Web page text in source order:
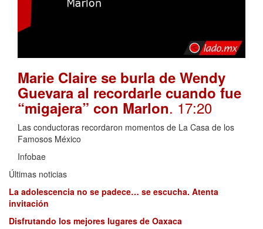
Marie Claire se burla de Wendy
Guevara al recordarle cuando fue
“migajera” con Marlon. 17:20
Las conductoras recordaron momentos de La Casa de los
Famosos México
Infobae
Últimas noticias
La adolescencia no se padece… se escucha. Atenta
invitación
Disfrutando los mejores lugares de Oaxaca